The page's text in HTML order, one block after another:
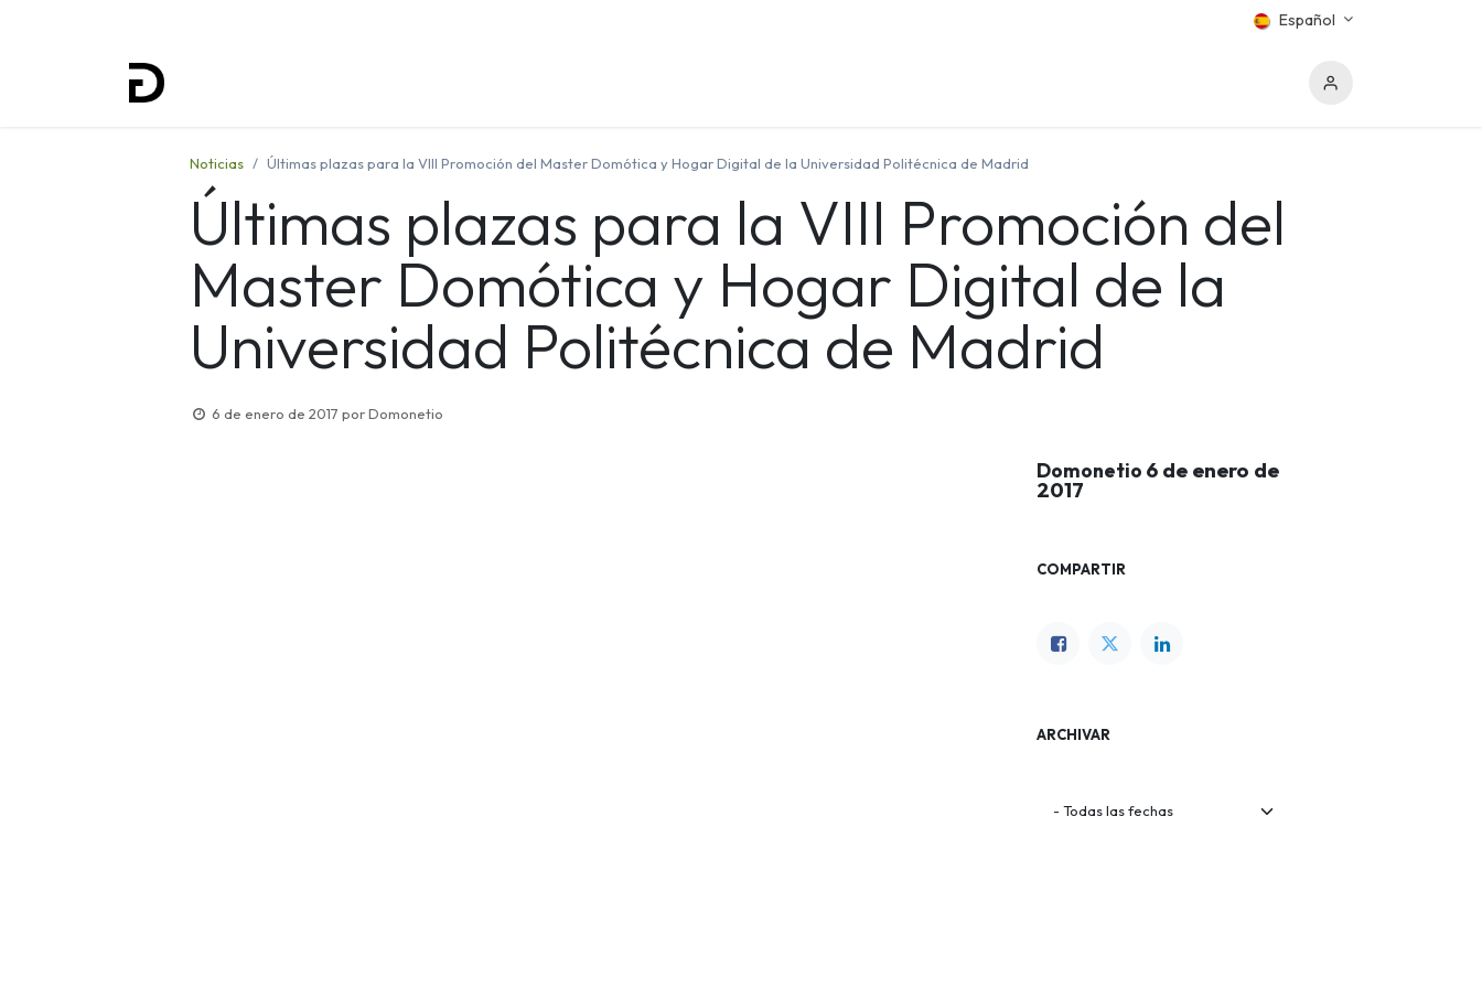
Español
Noticias Últimas plazas para la VIII Promoción del Master Domótica y Hogar Digital de la Universidad Politécnica de Madrid
Últimas plazas para la VIII Promoción del
Master Domótica y Hogar Digital de la
Universidad Politécnica de Madrid
6 de enero de 2017 porDomonetio
Domonetio 6 de enero de
2017
COMPARTIR
ARCHIVAR